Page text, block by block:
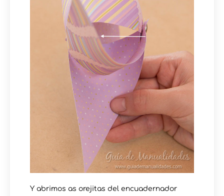
Y abrimos as orejitas del encuadernador